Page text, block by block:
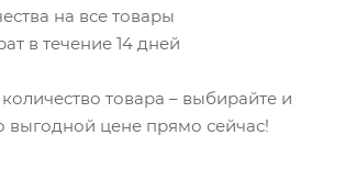
на все товары
в течение 14 дней
товара – выбирайте и
выгодной цене прямо сейчас!